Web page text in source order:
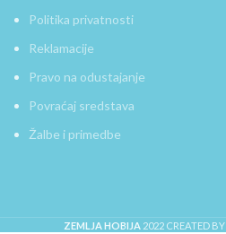
Politika privatnosti
Reklamacije
Pravo na odustajanje
Povraćaj sredstava
Žalbe i primedbe
ZEMLJA HOBIJA 2022 CREATED BY